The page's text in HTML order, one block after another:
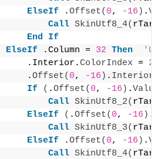
ElseIf .Offset( 0, -16 ) .
Call SkinUtf8_4(
End
If
ElseIf .Column = 32 Then
.Interior.
ColorIndex = 20
.
Offset( 0, -16 ) . Interior
If
( .Offset( 0, -16 ) .Value
Call SkinUtf8_2(
ElseIf
( .Offset( 0, -16 ) .
Call SkinUtf8_3(
ElseIf .Offset( 0, -16 ) .
Call SkinUtf8_4(